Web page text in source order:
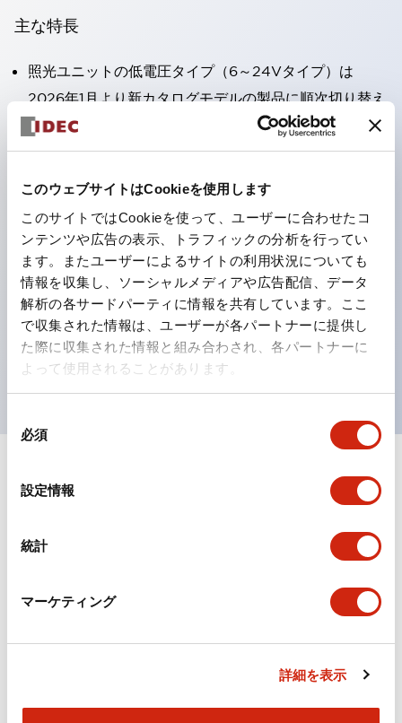
このウェブサイトはCookieを使用します
このサイトではCookieを使って、ユーザーに合わせたコ
ンテンツや広告の表示、トラフィックの分析を行ってい
ます。またユーザーによるサイトの利用状況についても
情報を収集し、ソーシャルメディアや広告配信、データ
解析の各サードパーティに情報を共有しています。ここ
で収集された情報は、ユーザーが各パートナーに提供し
た際に収集された情報と組み合わされ、各パートナーに
よって使用されることがあります。
必須
設定情報
統計
マーケティング
詳細を表示
主な特長
照光ユニットの低電圧タイプ（6～24Vタイプ）は
2026年1月より新カタログモデルの製品に順次切り替え
予定
高電圧タイプのLED球が搭載可能になり、ダイレクト
タイプの定格使用電圧が最大240Vまで対応可能になり
丸形圧着端子の配線工数を大幅に削減。（パイロットラ
イトのダイレクトタイプを除く）
ひとつで6色の役をこなすLED球（LSRD球）。これま
で色ごとに分かれていたLED球を、1色のLED球で各色
を表現できるようにしました。
UL、CSA、TÜV、CCC認証品。
ドキュメントとファイル
カタログ
（日本語）